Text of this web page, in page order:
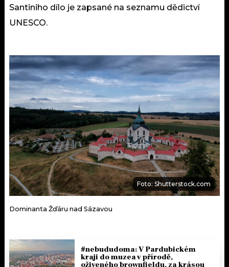
Santiniho dílo je zapsané na seznamu dědictví
UNESCO.
Foto: Shutterstock.com
Dominanta Žďáru nad Sázavou
#nebududoma: V Pardubickém
kraji do muzea v přírodě,
oživeného brownfieldu, za krásou